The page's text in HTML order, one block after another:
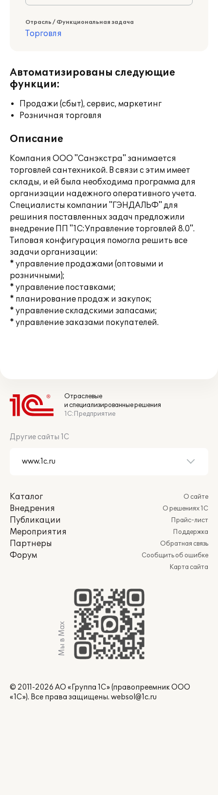
Отрасль / Функциональная задача
Торговля
Автоматизированы следующие
функции:
Продажи (сбыт), сервис, маркетинг
Розничная торговля
Описание
Компания ООО "Санэкстра" занимается
торговлей сантехникой. В связи с этим имеет
склады, и ей была необходима программа для
организации надежного оперативного учета.
Специалисты компании "ГЭНДАЛЬФ" для
решиния поставленных задач предложили
внедрение ПП "1С:Управление торговлей 8.0".
Типовая конфигурация помогла решить все
задачи организации:
* управление продажами (оптовыми и
розничными);
* управление поставками;
* планирование продаж и закупок;
* управление складскими запасами;
* управление заказами покупателей.
Отраслевые
и специализированные решения
1С:Предприятие
Другие сайты 1С
Каталог
Внедрения
Публикации
Мероприятия
Партнеры
Форум
О сайте
О решениях 1С
Прайс-лист
Поддержка
Обратная связь
Сообщить об ошибке
Карта сайта
Мы в Max
© 2011-2026 АО «Группа 1С» (правопреемник ООО
«1С»). Все права защищены. websol@1c.ru